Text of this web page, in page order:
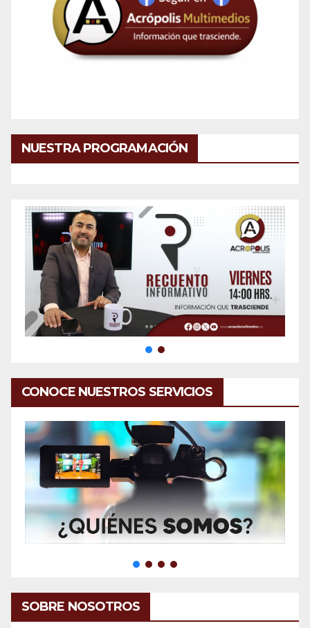
NUESTRA PROGRAMACIÓN
CONOCE NUESTROS SERVICIOS
SOBRE NOSOTROS